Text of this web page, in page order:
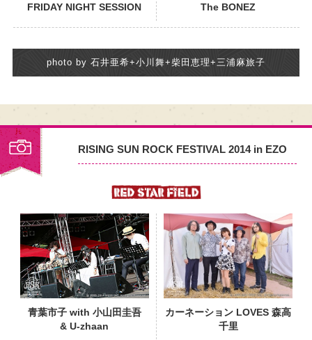
FRIDAY NIGHT SESSION The BONEZ
photo by 石井亜希+小川舞+柴田恵理+三浦麻旅子
RISING SUN ROCK FESTIVAL 2014 in EZO
青葉市子 with 小山田圭吾
& U-zhaan
カーネーション LOVES 森高
千里
PHOTO